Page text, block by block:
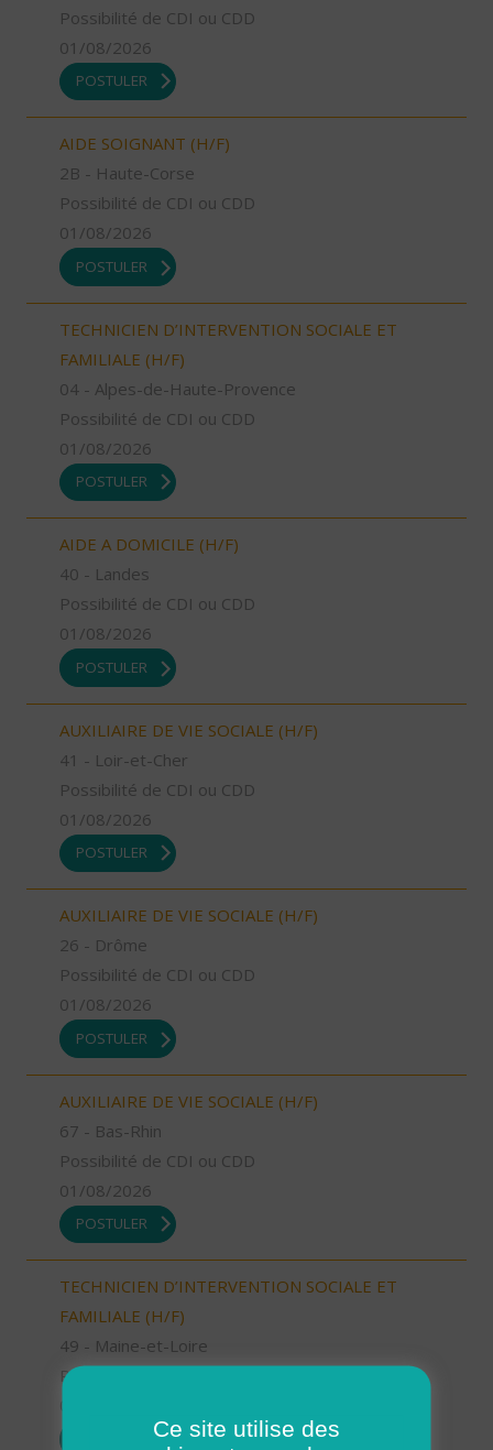
Possibilité de CDI ou CDD
01/08/2026
POSTULER
AIDE SOIGNANT (H/F)
2B - Haute-Corse
Possibilité de CDI ou CDD
01/08/2026
POSTULER
TECHNICIEN D’INTERVENTION SOCIALE ET
FAMILIALE (H/F)
04 - Alpes-de-Haute-Provence
Possibilité de CDI ou CDD
01/08/2026
POSTULER
AIDE A DOMICILE (H/F)
40 - Landes
Possibilité de CDI ou CDD
01/08/2026
POSTULER
AUXILIAIRE DE VIE SOCIALE (H/F)
41 - Loir-et-Cher
Possibilité de CDI ou CDD
01/08/2026
POSTULER
AUXILIAIRE DE VIE SOCIALE (H/F)
26 - Drôme
Possibilité de CDI ou CDD
01/08/2026
POSTULER
AUXILIAIRE DE VIE SOCIALE (H/F)
67 - Bas-Rhin
Possibilité de CDI ou CDD
01/08/2026
POSTULER
TECHNICIEN D’INTERVENTION SOCIALE ET
FAMILIALE (H/F)
49 - Maine-et-Loire
Possibilité de CDI ou CDD
Ce site utilise des